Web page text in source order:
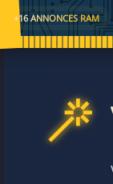
+16 ANNONCES RAM